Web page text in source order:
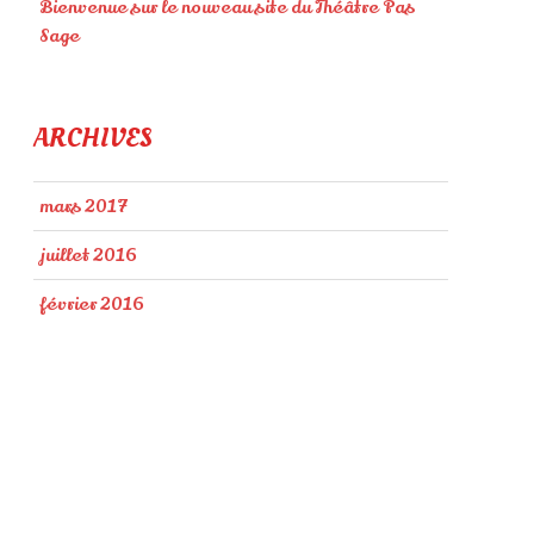
Bienvenue sur le nouveau site du Théâtre Pas
Sage
ARCHIVES
mars 2017
juillet 2016
février 2016